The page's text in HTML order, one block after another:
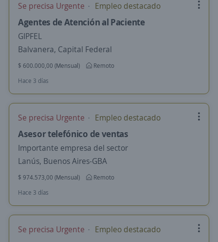
Se precisa Urgente Empleo destacado
Agentes de Atención al Paciente
GIPFEL
Balvanera, Capital Federal
$ 600.000,00 (Mensual)
Remoto
Hace 3 días
Se precisa Urgente Empleo destacado
Asesor telefónico de ventas
Importante empresa del sector
Lanús, Buenos Aires-GBA
$ 974.573,00 (Mensual)
Remoto
Hace 3 días
Se precisa Urgente Empleo destacado